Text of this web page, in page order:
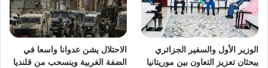
الوزير الأول والسفير الجزائري
يبحثان تعزيز التعاون بين موريتانيا
الاحتلال يشن عدوانا واسعا في
الضفة الغربية وينسحب من قلنديا